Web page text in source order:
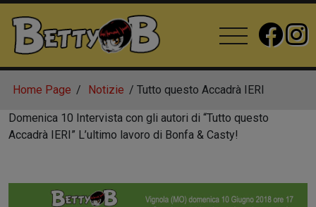
Home Page Notizie Tutto questo Accadrà IERI
Domenica 10 Intervista con gli autori di “Tutto questo
Accadrà IERI” L’ultimo lavoro di Bonfa & Casty!